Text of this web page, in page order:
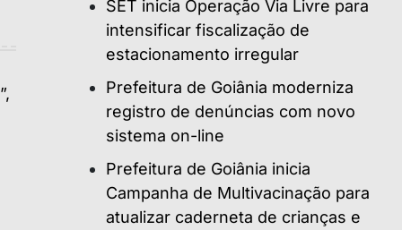
SET inicia Operação Via Livre para
intensificar fiscalização de
estacionamento irregular
Prefeitura de Goiânia moderniza
registro de denúncias com novo
sistema on-line
Prefeitura de Goiânia inicia
Campanha de Multivacinação para
atualizar caderneta de crianças e